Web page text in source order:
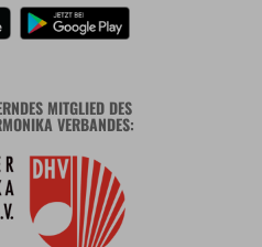
MITGLIED DES
VERBANDES: